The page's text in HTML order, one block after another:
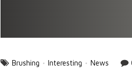
Brushing Interesting News